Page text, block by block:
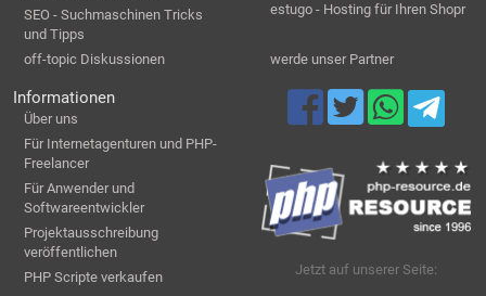
SEO - Suchmaschinen Tricks
und Tipps
off-topic Diskussionen
estugo - Hosting für Ihren Shopr
werde unser Partner
Informationen
Über uns
Für Internetagenturen und PHP-
Freelancer
Für Anwender und
Softwareentwickler
Projektausschreibung
veröffentlichen
PHP Scripte verkaufen
Jetzt auf unserer Seite: